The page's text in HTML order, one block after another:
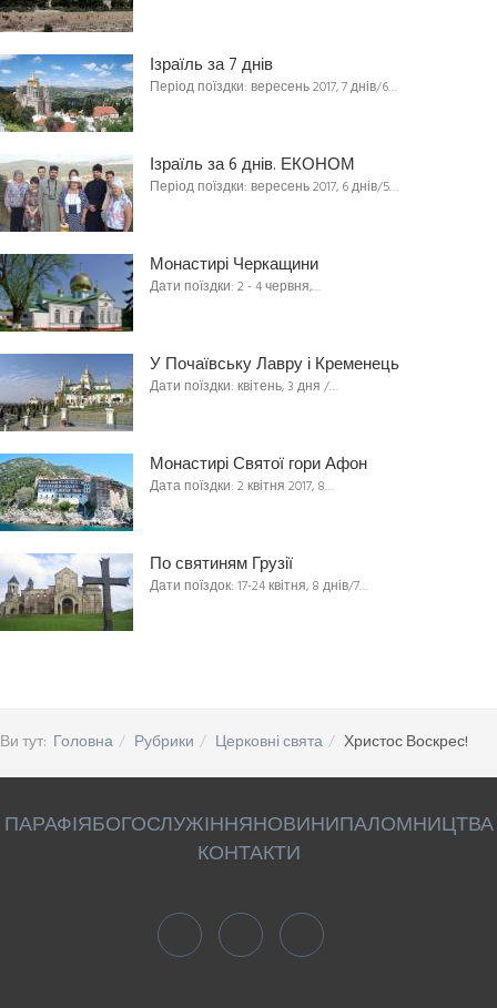
Ізраїль за 7 днів
Період поїздки: вересень 2017, 7 днів/6…
Ізраїль за 6 днів. ЕКОНОМ
Період поїздки: вересень 2017, 6 днів/5…
Монастирі Черкащини
Дати поїздки: 2 - 4 червня,…
У Почаївську Лавру і Кременець
Дати поїздки: квітень, 3 дня /…
Монастирі Святої гори Афон
Дата поїздки: 2 квітня 2017, 8…
По святиням Грузії
Дати поїздок: 17-24 квітня, 8 днів/7…
Ви тут: Головна Рубрики Церковні свята Христос Воскрес!
ПАРАФІЯБОГОСЛУЖІННЯНОВИНИПАЛОМНИЦТВА
КОНТАКТИ